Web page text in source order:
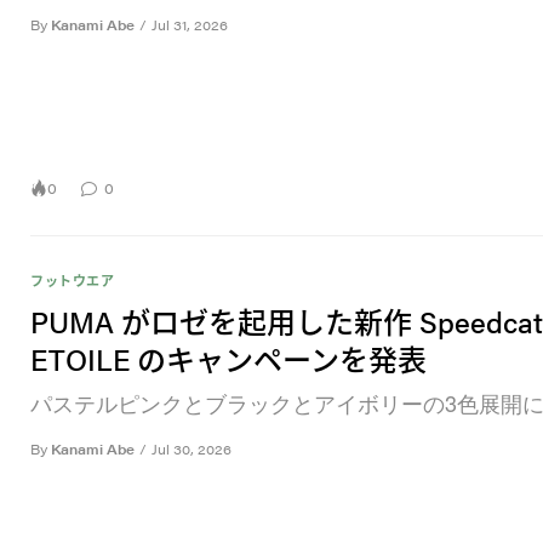
By Kanami Abe / Jul 31, 2026
0 0
フットウエア
PUMA がロゼを起用した新作 Speedcat
ETOILE のキャンペーンを発表
パステルピンクとブラックとアイボリーの3色展開に
By Kanami Abe / Jul 30, 2026